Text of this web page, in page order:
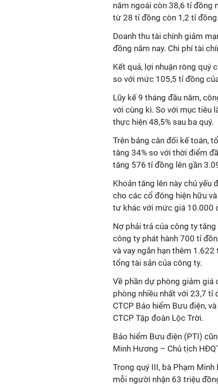
năm ngoái còn 38,6 tỉ đồng
từ 28 tỉ đồng còn 1,2 tỉ đồng.
Doanh thu tài chính giảm
đồng năm nay. Chi phí tài
Kết quả, lợi nhuận ròng quý
so với mức 105,5 tỉ đồng
Lũy kế 9 tháng đầu năm,
với cùng kì. So với mục tiêu
thực hiện 48,5% sau ba quý.
Trên bảng cân đối kế toán,
tăng 34% so với thời điểm
tăng 576 tỉ đồng lên gần
Khoản tăng lên này chủ
cho các cổ đông hiện hữu
tư khác với mức giá 10.000
Nợ phải trả của công ty
công ty phát hành 700 tỉ
và vay ngắn hạn thêm
tổng tài sản của công ty.
Về phần dự phòng giảm giá
phòng nhiều nhất với 23,7 tỉ
CTCP Bảo hiểm Bưu điện,
CTCP Tập đoàn Lộc Trời.
Bảo hiểm Bưu điện (PTI)
Minh Hương – Chủ tịch
Trong quý III, bà Phạm
mỗi người nhận 63 triệu